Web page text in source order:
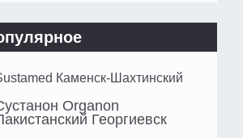
Каменск-Шахтинский
Organon
Георгиевск